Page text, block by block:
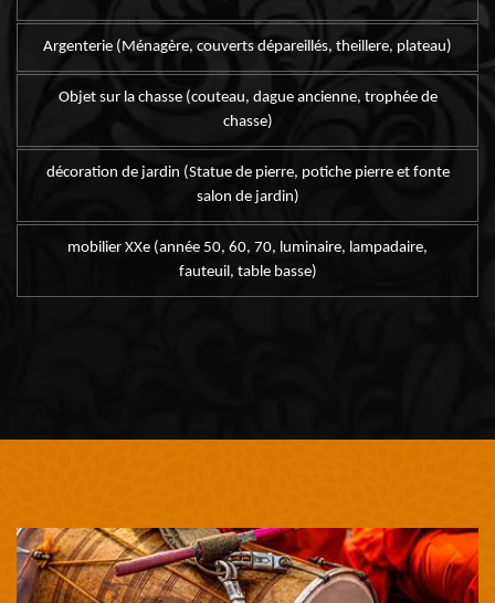
Argenterie (Ménagère, couverts dépareillés, theillere, plateau)
Objet sur la chasse (couteau, dague ancienne, trophée de
chasse)
décoration de jardin (Statue de pierre, potiche pierre et fonte
salon de jardin)
mobilier XXe (année 50, 60, 70, luminaire, lampadaire,
fauteuil, table basse)